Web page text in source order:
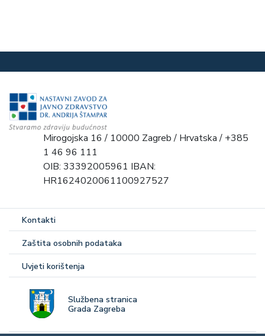
Mirogojska 16 / 10000 Zagreb / Hrvatska / +385
1 46 96 111
OIB: 33392005961 IBAN:
HR1624020061100927527
Kontakti
Zaštita osobnih podataka
Uvjeti korištenja
Službena stranica
Grada Zagreba